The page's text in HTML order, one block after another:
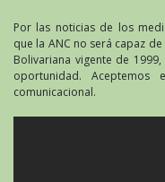
Por las noticias de los
que la ANC no será capaz
Bolivariana vigente de
oportunidad.
comunicacional.